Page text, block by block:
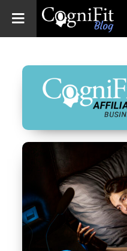
Blog: Brain
Health
News
Brain Training,
Mental Health, and
Wellness